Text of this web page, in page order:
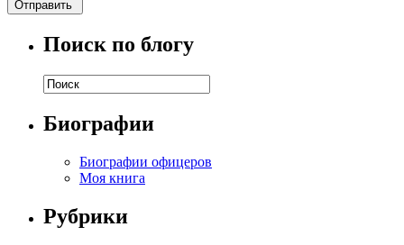
Поиск по блогу
Биографии
Биографии офицеров
Моя книга
Рубрики